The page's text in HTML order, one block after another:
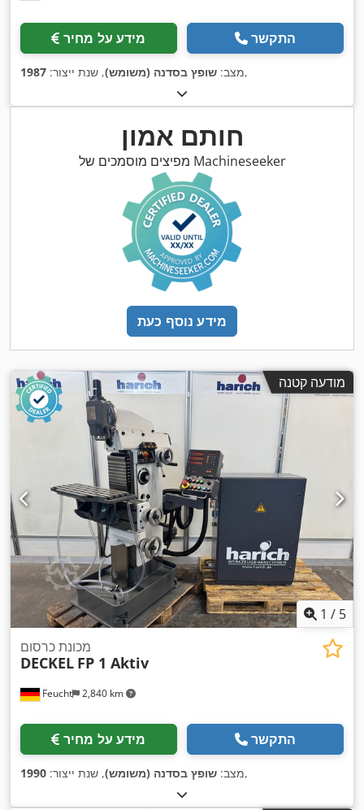
מידע על מחיר התקשר
מצב: שופץ בסדנה (משומש), שנת ייצור: 1987 ,
חותם אמון
מפיצים מוסמכים של Machineseeker
מידע נוסף כעת
מודעה קטנה
1 / 5
Feucht 2,840 km
מכונת כרסום
DECKEL FP 1 Aktiv
מידע על מחיר התקשר
מצב: שופץ בסדנה (משומש), שנת ייצור: 1990 ,